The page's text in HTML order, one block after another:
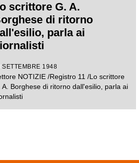
scrittore G. A.
di ritorno
parla ai
SETTEMBRE 1948
NOTIZIE /Registro 11 /Lo scrittore
A. Borghese di ritorno dall'esilio, parla ai